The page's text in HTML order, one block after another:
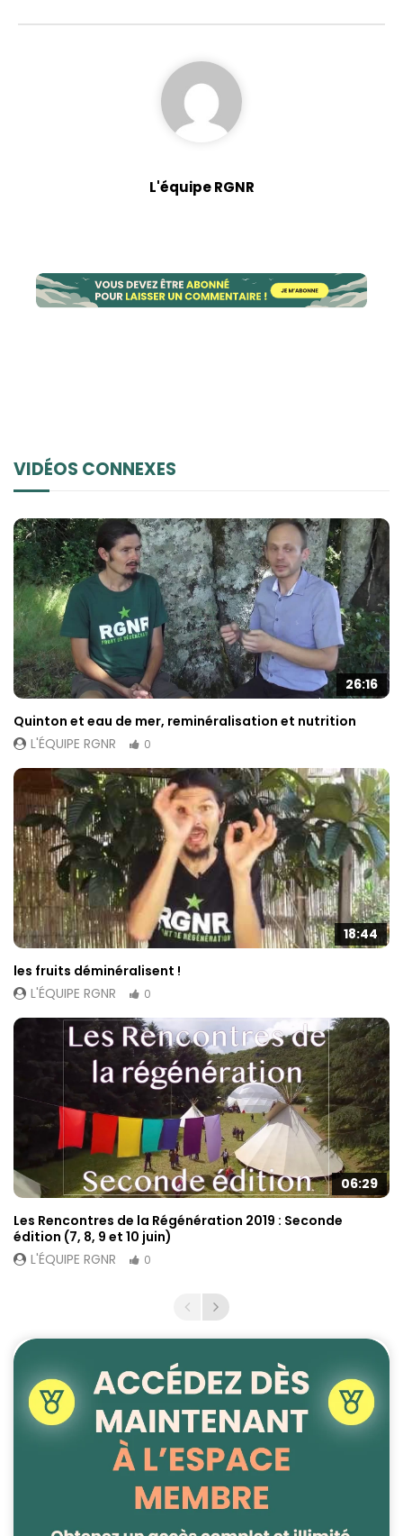
L'équipe RGNR
VIDÉOS CONNEXES
26:16
Quinton et eau de mer, reminéralisation et nutrition
L'ÉQUIPE RGNR
0
18:44
les fruits déminéralisent !
L'ÉQUIPE RGNR
0
06:29
Les Rencontres de la Régénération 2019 : Seconde
édition (7, 8, 9 et 10 juin)
L'ÉQUIPE RGNR
0